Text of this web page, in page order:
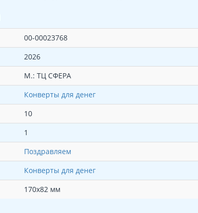
00-00023768
2026
М.: ТЦ СФЕРА
Конверты для денег
10
1
Поздравляем
Конверты для денег
170х82 мм